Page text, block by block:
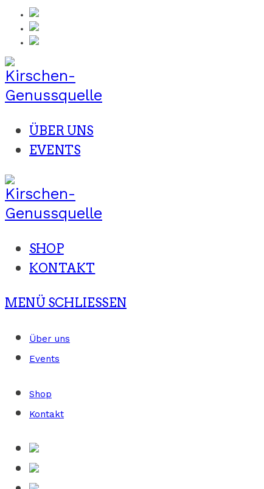
Zum
Inhalt
springen
ÜBER UNS
EVENTS
SHOP
KONTAKT
MENÜ SCHLIESSEN
Über uns
Events
Shop
Kontakt